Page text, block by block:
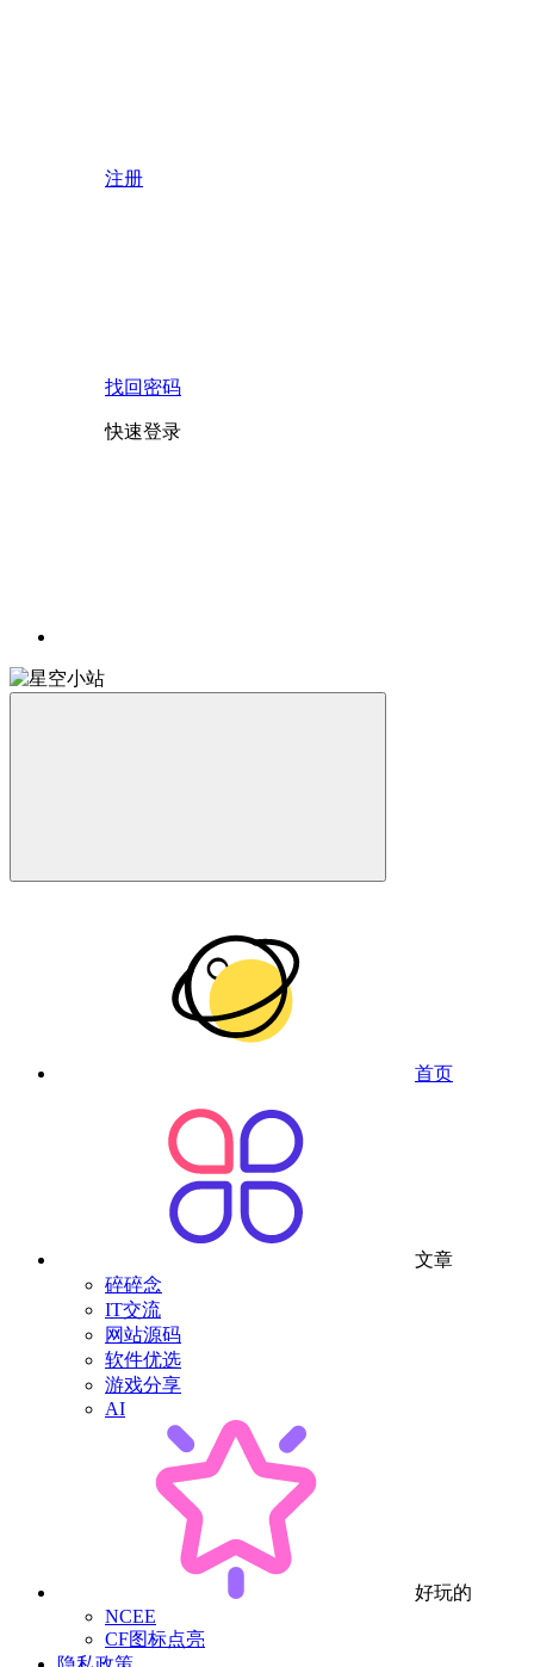
注册
找回密码
快速登录
首页
文章
碎碎念
IT交流
网站源码
软件优选
游戏分享
AI
好玩的
NCEE
CF图标点亮